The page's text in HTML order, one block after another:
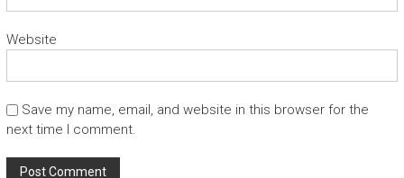
Website
Save my name, email, and website in this browser for the
next time I comment.